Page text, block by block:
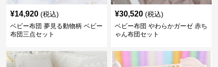
¥14,920 (税込)
ベビー布団 夢見る動物柄 ベビー
布団三点セット
¥30,520 (税込)
ベビー布団 やわらかガーゼ 赤ち
ゃん布団セット